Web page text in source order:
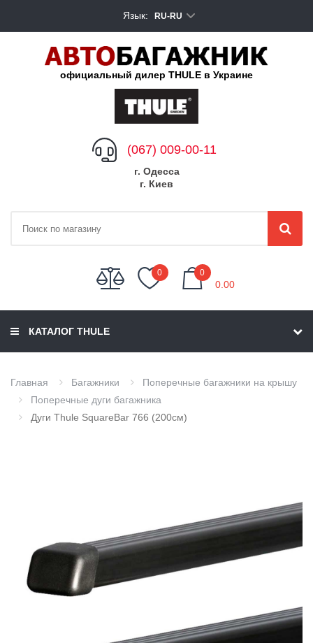
Язык: RU-RU
официальный дилер THULE в Украине
(067) 009-00-11
г. Одесса
г. Киев
0 0
0.00
КАТАЛОГ THULE
Главная Багажники
Поперечные багажники на крышу
Поперечные дуги багажника
Дуги Thule SquareBar 766 (200см)